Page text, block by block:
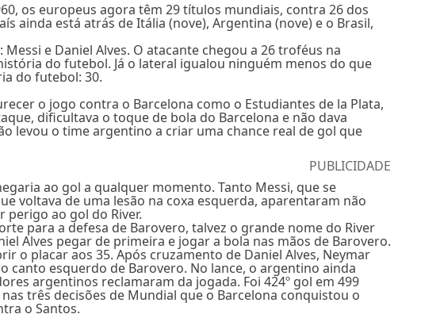
os europeus agora têm 29 títulos mundiais, contra 26 dos
ainda está atrás de Itália (nove), Argentina (nove) e o Brasil,
e Daniel Alves. O atacante chegou a 26 troféus na
do futebol. Já o lateral igualou ninguém menos do que
do futebol: 30.
o jogo contra o Barcelona como o Estudiantes de la Plata,
dificultava o toque de bola do Barcelona e não dava
levou o time argentino a criar uma chance real de gol que
PUBLICIDADE
ao gol a qualquer momento. Tanto Messi, que se
voltava de uma lesão na coxa esquerda, aparentaram não
perigo ao gol do River.
para a defesa de Barovero, talvez o grande nome do River
Alves pegar de primeira e jogar a bola nas mãos de Barovero.
o placar aos 35. Após cruzamento de Daniel Alves, Neymar
canto esquerdo de Barovero. No lance, o argentino ainda
argentinos reclamaram da jogada. Foi 424º gol em 499
três decisões de Mundial que o Barcelona conquistou o
o Santos.